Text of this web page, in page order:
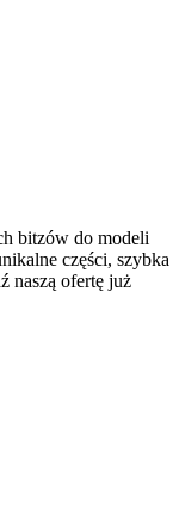
bitzów do modeli
części, szybka
naszą ofertę już